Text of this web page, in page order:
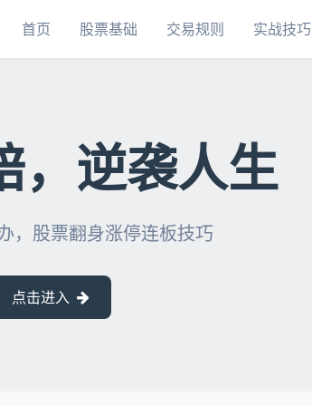
首页 股票基础 交易规则 实战技巧
，逆袭人生
，股票翻身涨停连板技巧
点击进入